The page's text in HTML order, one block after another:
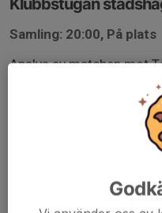
Klubbstugan
Samling: 20:00, På plats
Analys av matchen mot